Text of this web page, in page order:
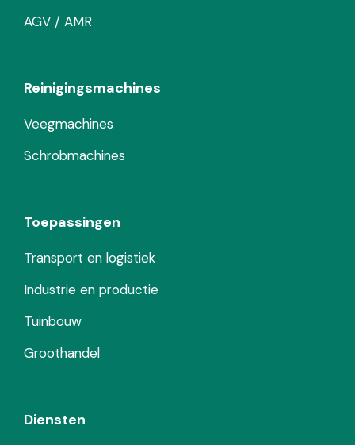
AGV / AMR
Reinigingsmachines
Veegmachines
Schrobmachines
Toepassingen
Transport en logistiek
Industrie en productie
Tuinbouw
Groothandel
Diensten